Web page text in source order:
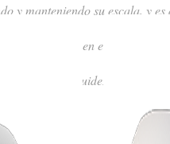
y manteniendo su escala, y
de limo en el fondo.
y fluidez del flujo